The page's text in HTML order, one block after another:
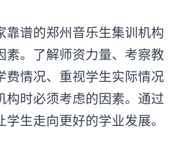
谱的郑州音乐生集训机构
素。了解师资力量、考察教
费情况、重视学生实际情况
构时必须考虑的因素。通过
生走向更好的学业发展。